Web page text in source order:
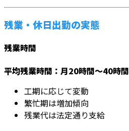
残業・休日出勤の実態
残業時間
平均残業時間：月20時間～40時間
工期に応じて変動
繁忙期は増加傾向
残業代は法定通り支給